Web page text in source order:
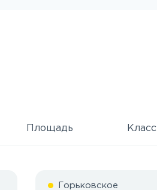
Площадь Класс
Горьковское